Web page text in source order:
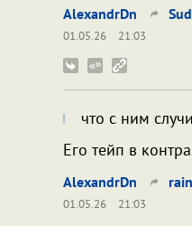
AlexandrDn
01.05.26
21:03
что с ним
Его тейп в
AlexandrDn
01.05.26
21:03